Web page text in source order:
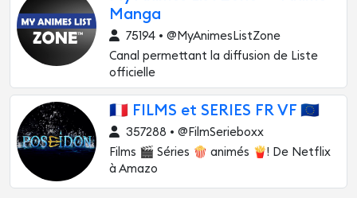
Manga
75194 • @MyAnimesListZone
Canal permettant la diffusion de Liste
officielle
🇫🇷 FILMS et SERIES FR VF 🇪🇺
357288 • @FilmSerieboxx
Films 🎬 Séries 🍿 animés 🍟! De Netflix
à Amazo